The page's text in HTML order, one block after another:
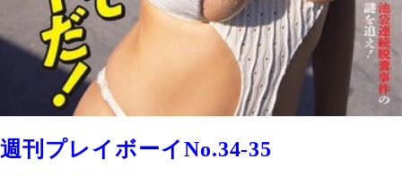
週刊プレイボーイNo.34-35